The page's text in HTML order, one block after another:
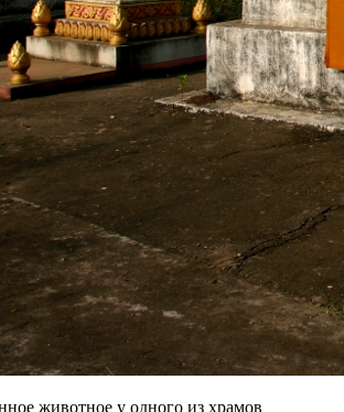
животное у одного из храмов